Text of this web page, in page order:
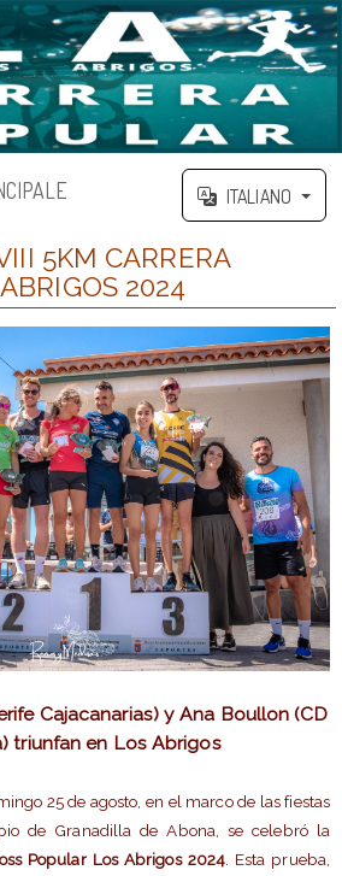
ITALIANO
5KM CARRERA
2024
Cajacanarias) y Ana Boullon (CD
triunfan en Los Abrigos
25 de agosto, en el marco de las fiestas
de Granadilla de Abona, se celebró la
Popular Los Abrigos 2024. Esta prueba,